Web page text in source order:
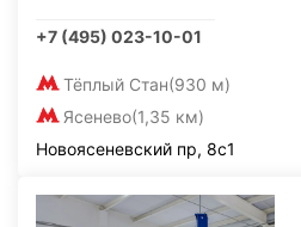
+7 (495) 023-10-01
Тёплый Стан(930 м)
Ясенево(1,35 км)
Новоясеневский пр, 8с1